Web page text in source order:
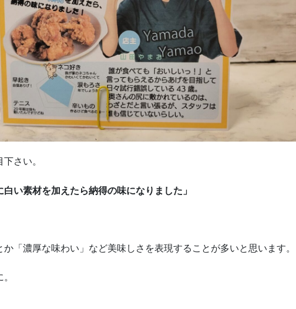
さい。
白い素材を加えたら納得の味になりました」
「濃厚な味わい」など美味しさを表現することが多いと思います。